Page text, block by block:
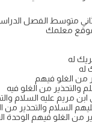
له
له
من الغلو فيهم
والتحذير من الغلو فيه
مريم عليه السلام
السلام والتحذير من
من الغلو فيهم الوحدة